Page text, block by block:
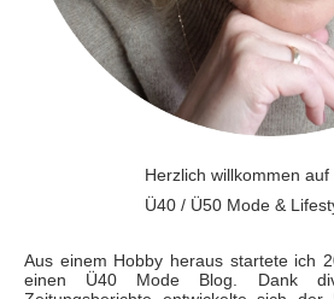
Herzlich willkommen auf
Ü40 / Ü50 Mode &
Aus einem Hobby heraus startete ich
einen Ü40 Mode Blog. Dank